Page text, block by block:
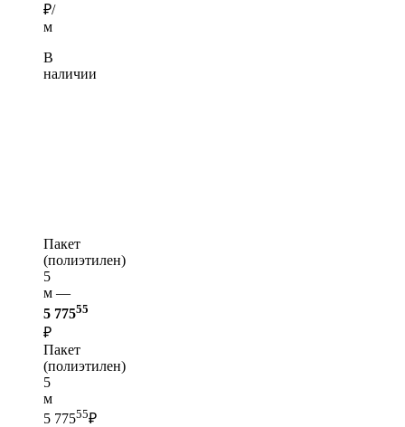
₽/
м
В
наличии
Пакет
(полиэтилен)
5
м —
5 77555
₽
Пакет
(полиэтилен)
5
м
5 77555₽